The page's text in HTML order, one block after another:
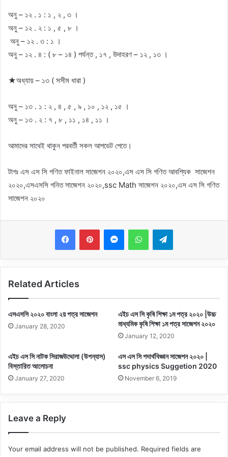
অনু – ১২ . ১ : ১ , ২ , ৩ ।
অনু – ১২ . ২ : ১ , ৫ , ৮ ।
অনু – ১২ . ৩ : ১ ।
অনু – ১২ . ৪ : ( ৮ – ১৪ ) পর্যন্ত , ১৭ , উদাহরণ – ১২ , ১৩ ।
★অধ্যায় – ১৩ ( সসীম ধারা )
অনু – ১৩ . ১ : ২ , ৪ , ৫ , ৯ , ১০ , ১২ , ১৫ ।
অনু – ১৩ . ২ : ৭ , ৮ , ১১ , ১৪ , ১১ ।
আমাদের সাথেই থাকুন পরবর্তী সকল আপডেট পেতে।
টাগঃ এস এস সি গণিত ফাইনাল সাজেশন ২০২০,এস এস সি গণিত আবশ্যিক সাজেশন
২০২০,এসএসসি গনিত সাজেশন ২০২০,ssc Math সাজেশন ২০২০,এস এস সি গণিত
সাজেশন ২০২০
MessengerWhatsAppTelegram
Related Articles
এসএসসি ২০২০ বাংলা ২য় পত্র সাজেশন
January 28, 2020
এইচ এস সি কৃষি শিক্ষা ১ম পত্র ২০২০ |উচ্চ
মাধ্যমিক কৃষি শিক্ষা ১ম পত্র সাজেশন ২০২০
January 12, 2020
এইচ এস সি নাটক সিরাজউদ্দোলা (উপন্যাস)
বিস্তারিত আলোচনা
January 27, 2020
এস এস সি পদার্থবিজ্ঞান সাজেশন ২০২০ |
ssc physics Suggetion 2020
November 6, 2019
Leave a Reply
Your email address will not be published. Required fields are